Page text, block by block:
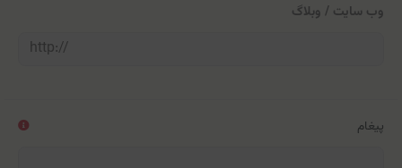
وب سایت / وبلاگ
پیغام